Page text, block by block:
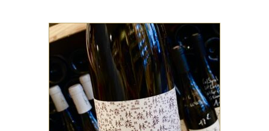
VIN DE FRANCE
Ce vin réalisé en
collaboration avec Tom
Lubbe du Domaine Matassa